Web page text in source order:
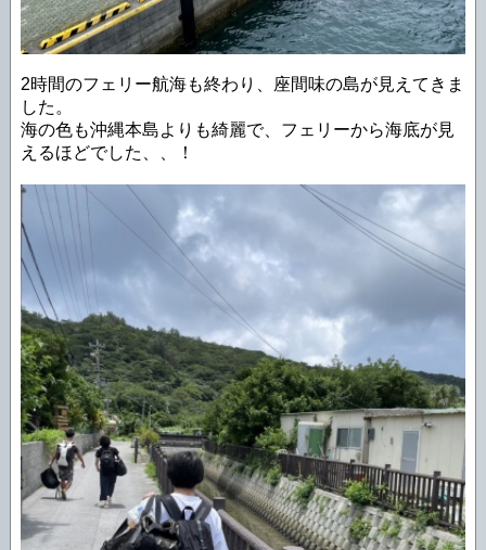
2時間のフェリー航海も終わり、座間味の島が見えてきま
した。
海の色も沖縄本島よりも綺麗で、フェリーから海底が見
えるほどでした、、！